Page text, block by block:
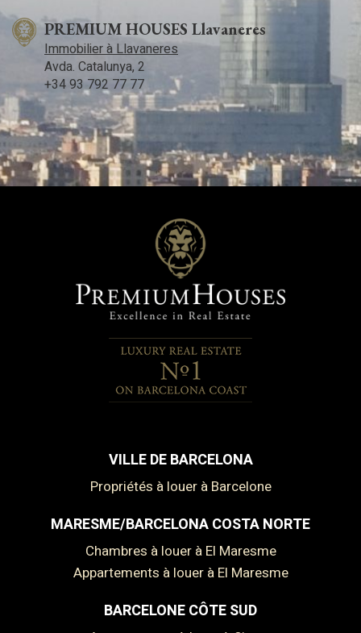
PREMIUM HOUSES Llavaneres
Immobilier à Llavaneres
Avda. Catalunya, 2
+34 93 792 77 77
VILLE DE BARCELONA
Propriétés à louer à Barcelone
MARESME/BARCELONA COSTA NORTE
Chambres à louer à El Maresme
Appartements à louer à El Maresme
BARCELONE CÔTE SUD